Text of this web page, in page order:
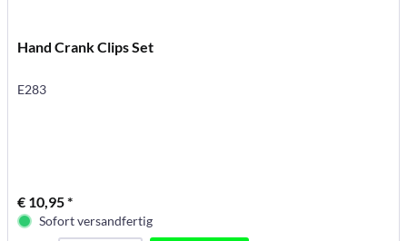
Hand Crank Clips Set
E283
€ 10,95 *
Sofort versandfertig